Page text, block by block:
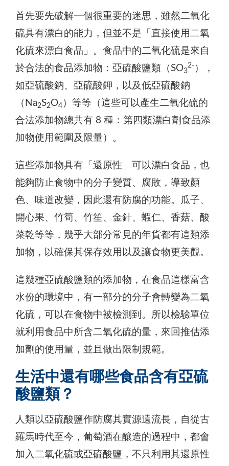
首先要先破解一個很重要的迷思，雖然二氧化
硫具有漂白的能力，但並不是「直接使用二氧
化硫來漂白食品」。食品中的二氧化硫是來自
於合法的食品添加物：亞硫酸鹽類（SO3
2- ），
如亞硫酸鈉、亞硫酸鉀，以及低亞硫酸鈉
（Na2S2O4 ）等等（這些可以產生二氧化硫的
合法添加物總共有 8 種：第四類漂白劑食品添
加物使用範圍及限量）。
這些添加物具有「還原性」可以漂白食品，也
能夠防止食物中的分子變質、腐敗，導致顏
色、味道改變，因此還有防腐的功能。瓜子、
開心果、竹筍、竹笙、金針、蝦仁、香菇、酸
菜乾等等，幾乎大部分常見的年貨都有這類添
加物，以確保其保存效用以及讓食物更美觀。
這幾種亞硫酸鹽類的添加物，在食品這樣富含
水份的環境中，有一部分的分子會轉變為二氧
化硫，可以在食物中被檢測到。所以檢驗單位
就利用食品中所含二氧化硫的量，來回推估添
加劑的使用量，並且做出限制規範。
生活中還有哪些食品含有亞硫
酸鹽類？
人類以亞硫酸鹽作防腐其實源遠流長，自從古
羅馬時代至今，葡萄酒在釀造的過程中，都會
加入二氧化硫或亞硫酸鹽，不只利用其還原性